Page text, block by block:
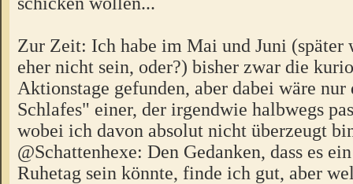
Zur Zeit: Ich habe im Mai und Juni (später
eher nicht sein, oder?) bisher zwar die
Aktionstage gefunden, aber dabei wäre nur
Schlafes" einer, der irgendwie halbwegs
wobei ich davon absolut nicht überzeugt
@Schattenhexe: Den Gedanken, dass es
Ruhetag sein könnte, finde ich gut, aber